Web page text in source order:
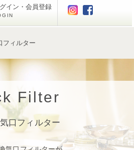
イン・会員登録
フィルター
Filter
口フィルター